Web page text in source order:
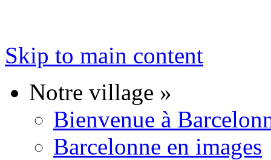
Skip to main content
Notre village »
Bienvenue à
Barcelonne en images